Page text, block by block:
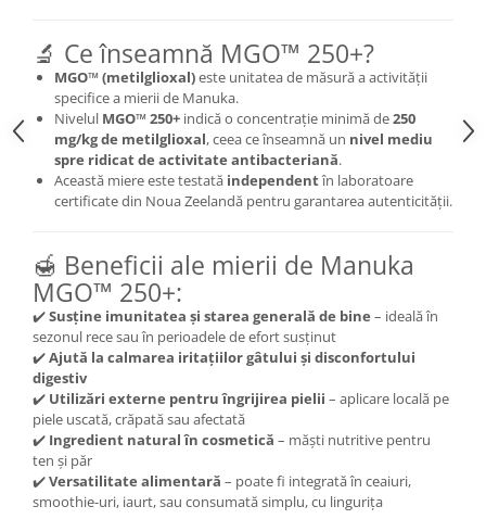
Haruharu Wonder
Medicube
ARIUL
Dr. Althea
DELLA BORN
Ulei de peste
Ulei MCT
Vitamina A
Vitamina B
Vitamina C
Vitamina E
Vitamina K
Zinc
Cătină
Chlorella
Colina
Electroliti
Produse Apicole
🔬 Ce înseamnă MGO™ 250+?
MGO™ (metilglioxal)este unitatea de măsură a activității
specifice a mierii de Manuka.
Nivelul MGO™ 250+ indică o concentrație minimă de250
mg/kg de metilglioxal, ceea ce înseamnă un nivel mediu
spre ridicat de activitate antibacteriană.
Această miere este testată independentîn laboratoare
certificate din Noua Zeelandă pentru garantarea autenticității.
🍯 Beneficii ale mierii de Manuka
MGO™ 250+:
✔️Susține imunitatea și starea generală de bine – ideală în
sezonul rece sau în perioadele de efort susținut
✔️Ajută la calmarea iritațiilor gâtului și disconfortului
digestiv
✔️ Utilizări externe pentru îngrijirea pielii – aplicare locală pe
piele uscată, crăpată sau afectată
✔️ Ingredient natural în cosmetică – măști nutritive pentru
ten și păr
✔️Versatilitate alimentară – poate fi integrată în ceaiuri,
smoothie-uri, iaurt, sau consumată simplu, cu lingurița